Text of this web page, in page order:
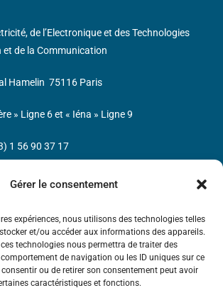
Gérer le consentement
expériences, nous utilisons des technologies telles
et/ou accéder aux informations des appareils.
technologies nous permettra de traiter des
de navigation ou les ID uniques sur ce
ou de retirer son consentement peut avoir
caractéristiques et fonctions.
des découvertes d’André-
de l’Electronique et des Technologies
et de la Communication
Hamelin 75116 Paris
» Ligne 6 et « Iéna » Ligne 9
1 56 90 37 17
393 232, Code APE : 9412Z TVA intra-
FR44 785 393 232